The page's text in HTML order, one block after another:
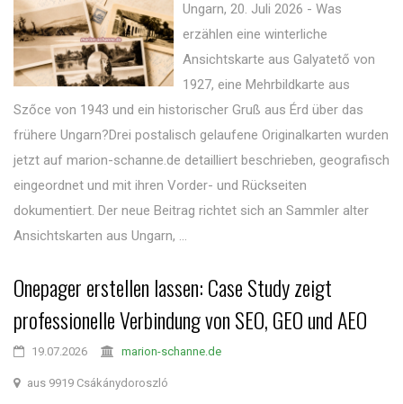
Ungarn, 20. Juli 2026 - Was
erzählen eine winterliche
Ansichtskarte aus Galyatető von
1927, eine Mehrbildkarte aus
Szőce von 1943 und ein historischer Gruß aus Érd über das
frühere Ungarn?Drei postalisch gelaufene Originalkarten wurden
jetzt auf marion-schanne.de detailliert beschrieben, geografisch
eingeordnet und mit ihren Vorder- und Rückseiten
dokumentiert. Der neue Beitrag richtet sich an Sammler alter
Ansichtskarten aus Ungarn, ...
Onepager erstellen lassen: Case Study zeigt
professionelle Verbindung von SEO, GEO und AEO
19.07.2026 marion-schanne.de
aus 9919 Csákánydoroszló